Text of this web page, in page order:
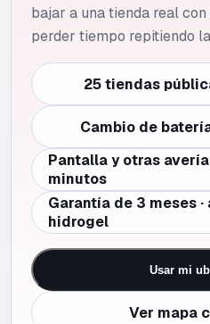
bajar a una tienda real
perder tiempo repitiendo
25 tiendas
Cambio de
Pantalla y otras
minutos
Garantía de 3 meses
hidrogel
Usar mi
Ver mapa